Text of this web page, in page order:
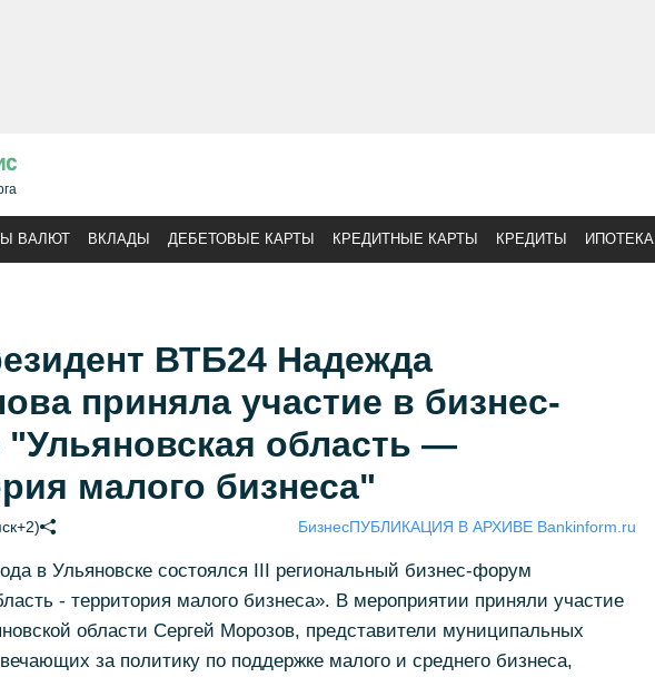
ВАЛЮТ ВКЛАДЫ ДЕБЕТОВЫЕ КАРТЫ КРЕДИТНЫЕ КАРТЫ КРЕДИТЫ ИПОТЕКА
ВТБ24 Надежда
приняла участие в бизнес-
область —
малого бизнеса"
БизнесПУБЛИКАЦИЯ В АРХИВЕ Bankinform.ru
в Ульяновске состоялся III региональный бизнес-форум
- территория малого бизнеса». В мероприятии приняли участие
области Сергей Морозов, представители муниципальных
за политику по поддержке малого и среднего бизнеса,